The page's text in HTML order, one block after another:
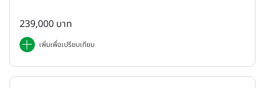
239,000 บาท
เพิ่มเพื่อเปรียบเทียบ